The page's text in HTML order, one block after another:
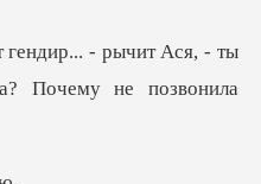
... - рычит Ася, - ты